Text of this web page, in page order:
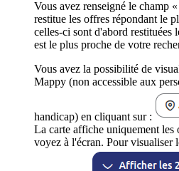
Vous avez renseigné le champ
restitue les offres répondant le
celles-ci sont d'abord restituées
est le plus proche de votre
Vous avez la possibilité de
Mappy (non accessible aux
handicap) en cliquant sur :
La carte affiche uniquement
voyez à l'écran. Pour visualiser